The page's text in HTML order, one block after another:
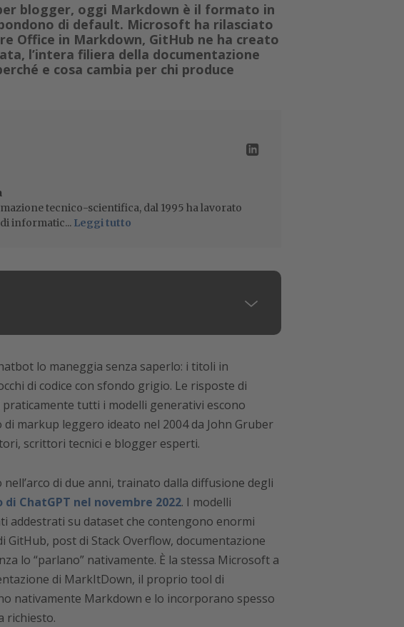
blogger, oggi Markdown è il formato in
di default. Microsoft ha rilasciato
Office in Markdown, GitHub ne ha creato
l’intera filiera della documentazione
e cosa cambia per chi produce
tecnico-scientifica, dal 1995 ha lavorato
informatic... Leggi tutto
lo maneggia senza saperlo: i titoli in
di codice con sfondo grigio. Le risposte di
praticamente tutti i modelli generativi escono
markup leggero ideato nel 2004 da John Gruber
scrittori tecnici e blogger esperti.
di due anni, trainato dalla diffusione degli
di ChatGPT nel novembre 2022. I modelli
addestrati su dataset che contengono enormi
GitHub, post di Stack Overflow, documentazione
lo “parlano” nativamente. È la stessa Microsoft a
di MarkItDown, il proprio tool di
nativamente Markdown e lo incorporano spesso
richiesto.